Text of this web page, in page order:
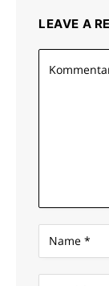
LEAVE A